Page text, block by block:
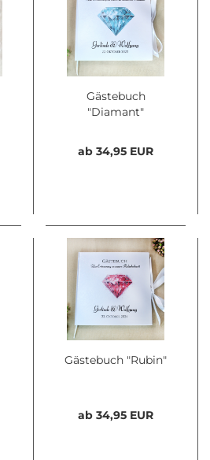
Gästebuch
"Diamant"
ab 34,95 EUR
Gästebuch "Rubin"
ab 34,95 EUR